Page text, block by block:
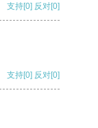
支持[0] 反对[0]
支持[0] 反对[0]